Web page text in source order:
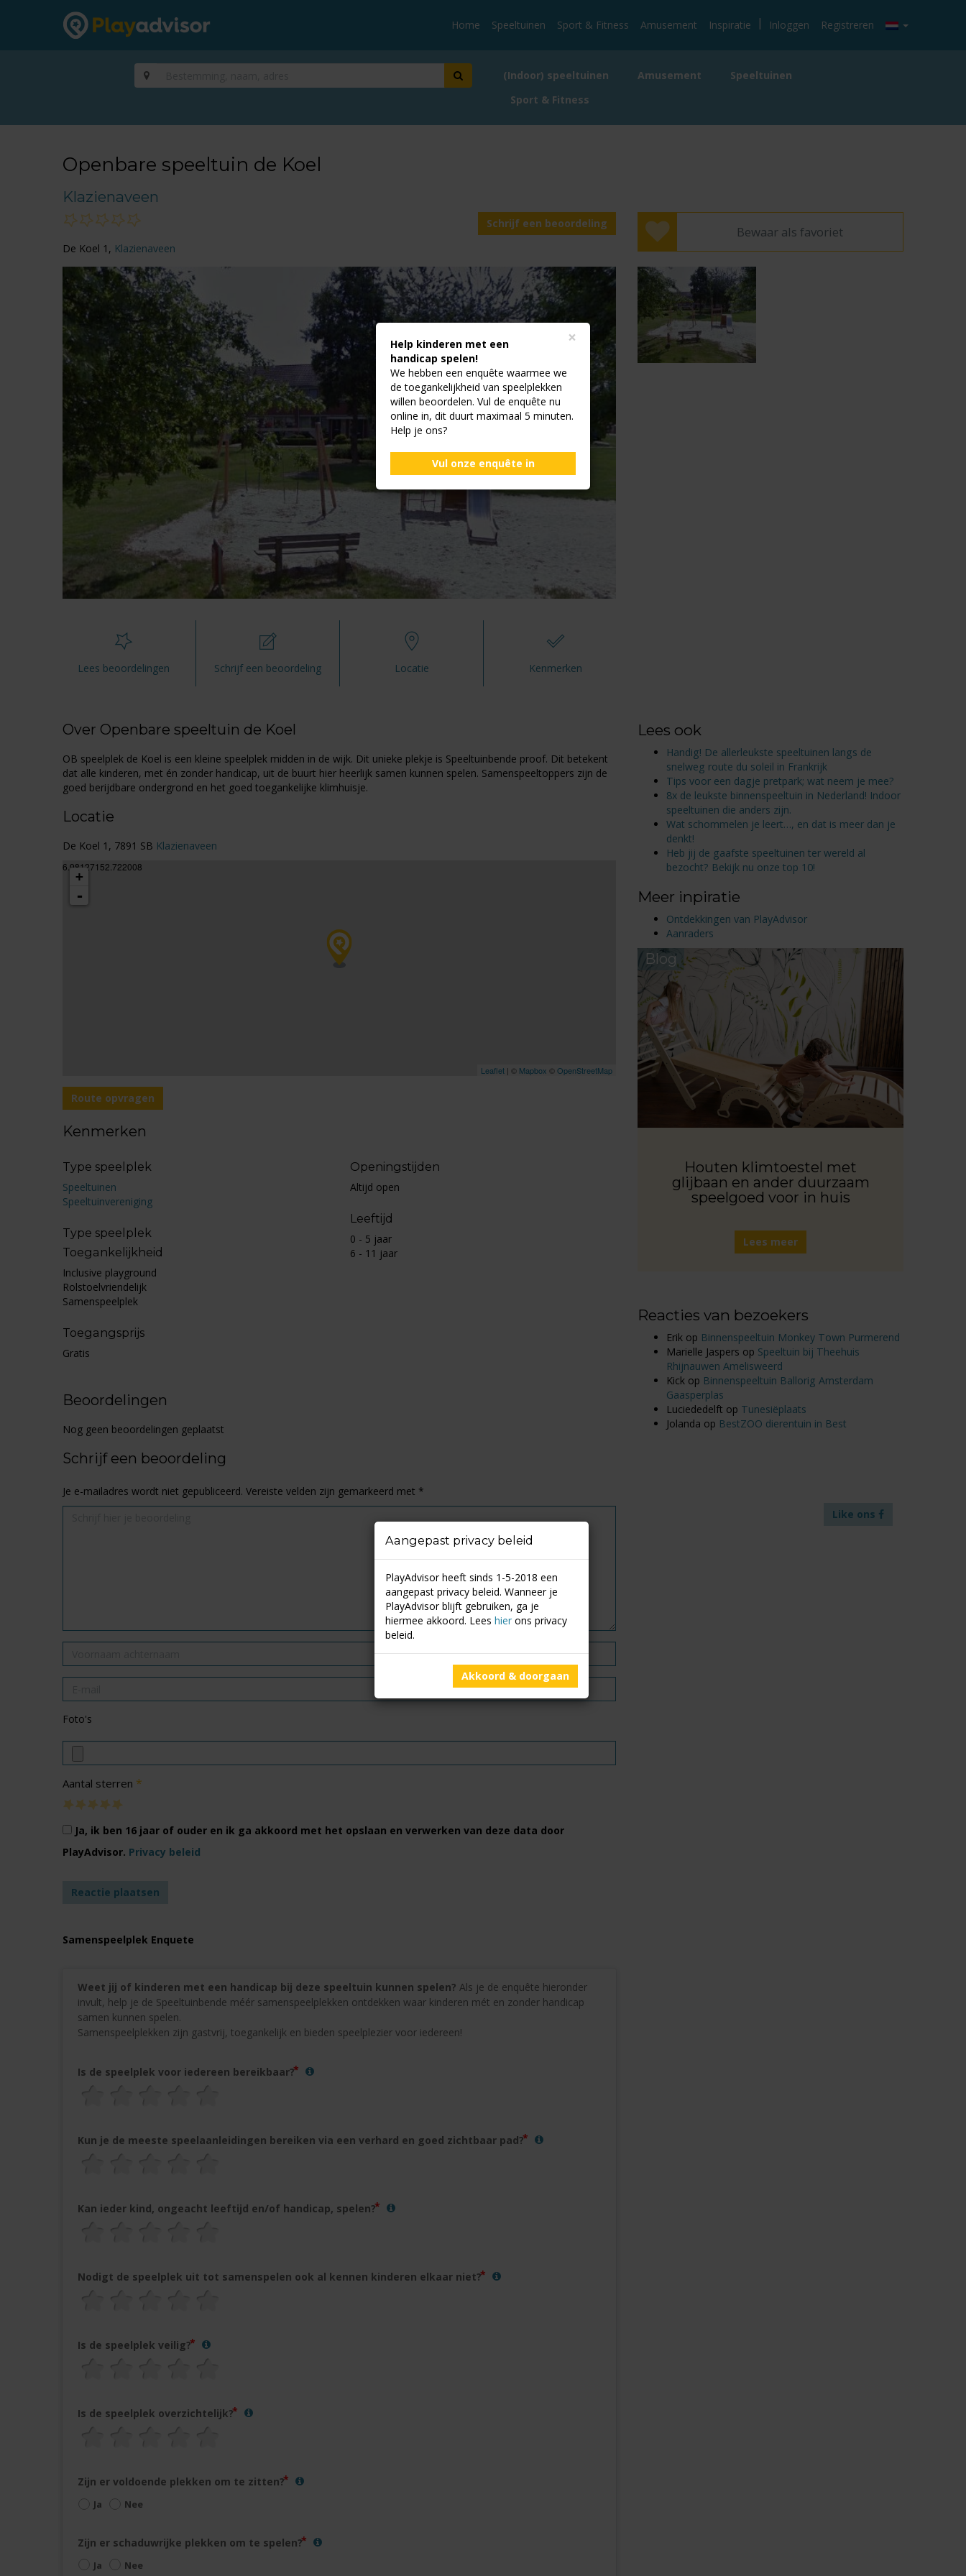
Home Speeltuinen Sport & Fitness Amusement Inspiratie | Inloggen Registreren
(Indoor) speeltuinen Amusement
Speeltuinen
Sport & Fitness
Openbare speeltuin de Koel
Klazienaveen
Schrijf een beoordeling
De Koel 1, Klazienaveen
Bewaar als favoriet
Lees beoordelingen Schrijf een beoordeling Locatie Kenmerken
Over Openbare speeltuin de Koel
OB speelplek de Koel is een kleine speelplek midden in de wijk. Dit unieke plekje is Speeltuinbende proof. Dit betekent
dat alle kinderen, met én zonder handicap, uit de buurt hier heerlijk samen kunnen spelen. Samenspeeltoppers zijn de
goed berijdbare ondergrond en het goed toegankelijke klimhuisje.
Locatie
De Koel 1, 7891 SB Klazienaveen
6.98127152.722008
+
-
Leaflet | © Mapbox ©OpenStreetMap
Route opvragen
Kenmerken
Type speelplek
Speeltuinen
Speeltuinvereniging
Type speelplek
Toegankelijkheid
Inclusive playground
Rolstoelvriendelijk
Samenspeelplek
Toegangsprijs
Gratis
Openingstijden
Altijd open
Leeftijd
0 - 5 jaar
6 - 11 jaar
Beoordelingen
Nog geen beoordelingen geplaatst
Schrijf een beoordeling
Je e-mailadres wordt niet gepubliceerd. Vereiste velden zijn gemarkeerd met *
Foto's
Aantal sterren *
Ja, ik ben 16 jaar of ouder en ik ga akkoord met het opslaan en verwerken van deze data door
PlayAdvisor. Privacy beleid
×
Help kinderen met een
handicap spelen!
We hebben een enquête waarmee we
de toegankelijkheid van speelplekken
willen beoordelen. Vul de enquête nu
online in, dit duurt maximaal 5 minuten.
Help je ons?
Vul onze enquête in
Samenspeelplek Enquete
Weet jij of kinderen met een handicap bij deze speeltuin kunnen spelen? Als je de enquête hieronder
invult, help je de Speeltuinbende méér samenspeelplekken ontdekken waar kinderen mét en zonder handicap
samen kunnen spelen.
Samenspeelplekken zijn gastvrij, toegankelijk en bieden speelplezier voor iedereen!
Is de speelplek voor iedereen bereikbaar?
Kun je de meeste speelaanleidingen bereiken via een verhard en goed zichtbaar pad?
Kan ieder kind, ongeacht leeftijd en/of handicap, spelen?
Nodigt de speelplek uit tot samenspelen ook al kennen kinderen elkaar niet?
Is de speelplek veilig?
Is de speelplek overzichtelijk?
Zijn er voldoende plekken om te zitten?
Ja Nee
Zijn er schaduwrijke plekken om te spelen?
Ja Nee
Lees ook
Handig! De allerleukste speeltuinen langs de
snelweg route du soleil in Frankrijk
Tips voor een dagje pretpark; wat neem je mee?
8x de leukste binnenspeeltuin in Nederland! Indoor
speeltuinen die anders zijn.
Wat schommelen je leert…, en dat is meer dan je
denkt!
Heb jij de gaafste speeltuinen ter wereld al
bezocht? Bekijk nu onze top 10!
Meer inpiratie
Ontdekkingen van PlayAdvisor
Aanraders
Blog
Houten klimtoestel met
glijbaan en ander duurzaam
speelgoed voor in huis
Lees meer
Reacties van bezoekers
Erik op Binnenspeeltuin Monkey Town Purmerend
Marielle Jaspers op Speeltuin bij Theehuis
Rhijnauwen Amelisweerd
Kick op Binnenspeeltuin Ballorig Amsterdam
Gaasperplas
Luciededelft op Tunesiëplaats
Jolanda op BestZOO dierentuin in Best
Like ons
Aangepast privacy beleid
PlayAdvisor heeft sinds 1-5-2018 een
aangepast privacy beleid. Wanneer je
PlayAdvisor blijft gebruiken, ga je
hiermee akkoord. Lees hier ons privacy
beleid.
Akkoord & doorgaan